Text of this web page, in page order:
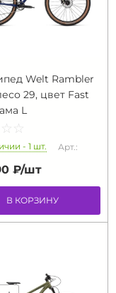
Welt Rambler
29, цвет Fast
L
☆ ☆
★ ★
- 1 шт. Арт.:
₽/шт
В КОРЗИНУ